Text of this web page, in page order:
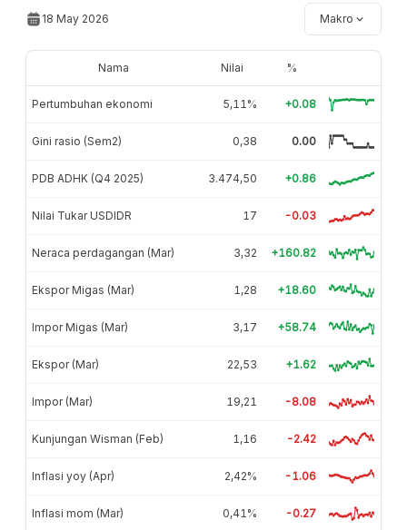
18 May 2026 Makro
Nama Nilai %
Pertumbuhan ekonomi 5,11% +0.08
Gini rasio (Sem2) 0,38 0.00
PDB ADHK (Q4 2025) 3.474,50 +0.86
Nilai Tukar USDIDR 17 -0.03
Neraca perdagangan (Mar) 3,32 +160.82
Ekspor Migas (Mar) 1,28 +18.60
Impor Migas (Mar) 3,17 +58.74
Ekspor (Mar) 22,53 +1.62
Impor (Mar) 19,21 -8.08
Kunjungan Wisman (Feb) 1,16 -2.42
Inflasi yoy (Apr) 2,42% -1.06
Inflasi mom (Mar) 0,41% -0.27